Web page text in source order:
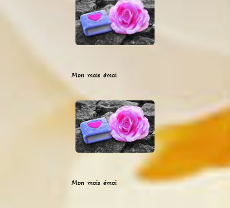
Mon mois émoi
Mon mois émoi